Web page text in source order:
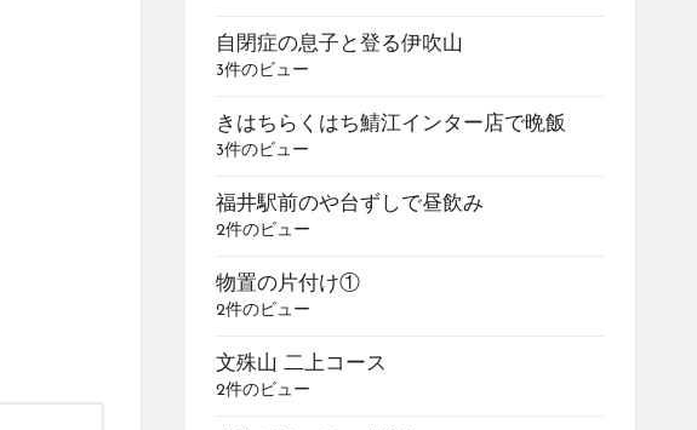
自閉症の息子と登る伊吹山
3件のビュー
きはちらくはち鯖江インター店で晩飯
3件のビュー
福井駅前のや台ずしで昼飲み
2件のビュー
物置の片付け①
2件のビュー
文殊山 二上コース
2件のビュー